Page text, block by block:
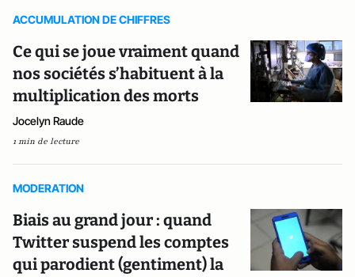
ACCUMULATION DE CHIFFRES
Ce qui se joue vraiment quand
nos sociétés s’habituent à la
multiplication des morts
Jocelyn Raude
1 min de lecture
MODERATION
Biais au grand jour : quand
Twitter suspend les comptes
qui parodient (gentiment) la